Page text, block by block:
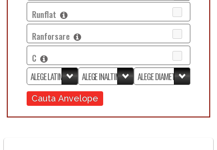
Runflat
Ranforsare
C
Cauta Anvelope